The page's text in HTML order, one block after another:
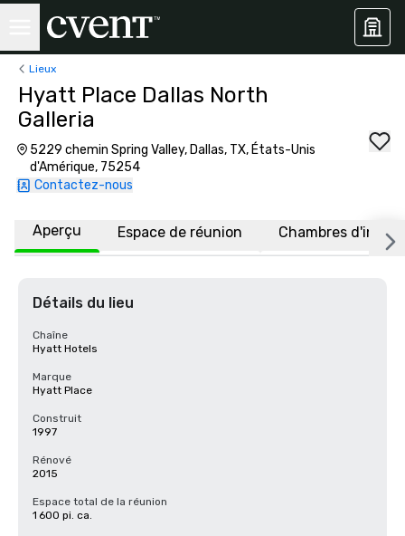
Lieux
Hyatt Place Dallas North
Galleria
5229 chemin Spring Valley, Dallas, TX, États-Unis
d'Amérique, 75254
Contactez-nous
Aperçu Espace de réunion Chambres
Détails du lieu
Chaîne
Hyatt Hotels
Marque
Hyatt Place
Construit
1997
Rénové
2015
Espace total de la réunion
1 600 pi. ca.